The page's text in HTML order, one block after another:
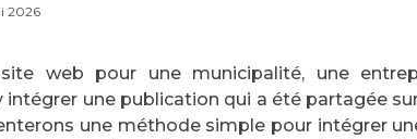
2026
web pour une municipalité, une
une publication qui a été partagée
une méthode simple pour intégrer